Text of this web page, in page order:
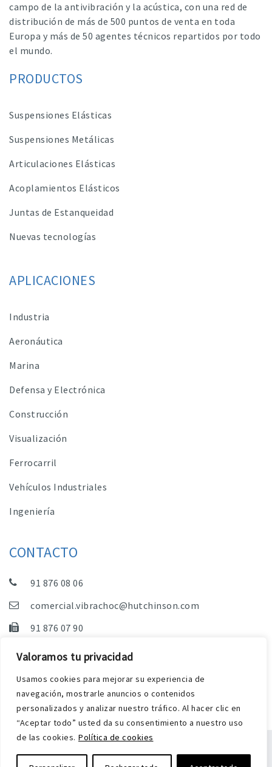
Valoramos tu privacidad
Usamos cookies para mejorar su experiencia de
navegación, mostrarle anuncios o contenidos
personalizados y analizar nuestro tráfico. Al hacer clic en
“Aceptar todo” usted da su consentimiento a nuestro uso
de las cookies. Política de cookies
campo de la antivibración y la acústica, con una red de
distribución de más de 500 puntos de venta en toda
Europa y más de 50 agentes técnicos repartidos por todo
el mundo.
PRODUCTOS
Suspensiones Elásticas
Suspensiones Metálicas
Articulaciones Elásticas
Acoplamientos Elásticos
Juntas de Estanqueidad
Nuevas tecnologías
APLICACIONES
Industria
Aeronáutica
Marina
Defensa y Electrónica
Construcción
Visualización
Ferrocarril
Vehículos Industriales
Ingeniería
CONTACTO
91 876 08 06
comercial.vibrachoc@hutchinson.com
91 876 07 90
Dpto. Comercial, Dpto. Técnico y Administración
C/ Vereda de las Yeguas, s/n – Pol. Industrial. El
Guijar – 28500 Arganda del Rey (Madrid)
Aviso Legal
Política de privacidad y cookies